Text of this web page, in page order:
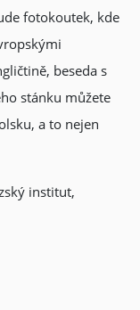
fotokoutek, kde
beseda s
stánku můžete
a to nejen
institut,